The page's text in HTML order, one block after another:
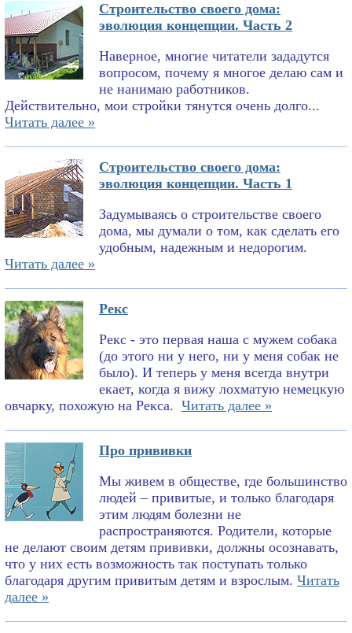
Строительство своего дома:
эволюция концепции. Часть 2
Наверное, многие читатели зададутся
вопросом, почему я многое делаю сам и
не нанимаю работников.
Действительно, мои стройки тянутся очень долго...
Читать далее »
Строительство своего дома:
эволюция концепции. Часть 1
Задумываясь о строительстве своего
дома, мы думали о том, как сделать его
удобным, надежным и недорогим.
Читать далее »
Рекс
Рекс - это первая наша с мужем собака
(до этого ни у него, ни у меня собак не
было). И теперь у меня всегда внутри
екает, когда я вижу лохматую немецкую
овчарку, похожую на Рекса. Читать далее »
Про прививки
Мы живем в обществе, где большинство
людей – привитые, и только благодаря
этим людям болезни не
распространяются. Родители, которые
не делают своим детям прививки, должны осознавать,
что у них есть возможность так поступать только
благодаря другим привитым детям и взрослым. Читать
далее »